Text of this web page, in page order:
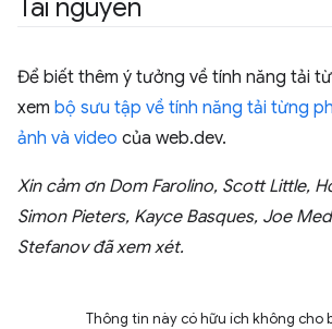
Tài nguyên
Để biết thêm ý tưởng về tính năng tải
xem bộ sưu tập về tính năng tải từng
ảnh và video của web.dev.
Xin cảm ơn Dom Farolino, Scott Little,
Simon Pieters, Kayce Basques, Joe
Stefanov đã xem xét.
Thông tin này có hữu ích không cho